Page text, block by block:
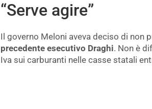
“Serve agire”
Il governo Meloni aveva deciso di non
precedente esecutivo Draghi. Non è
Iva sui carburanti nelle casse statali